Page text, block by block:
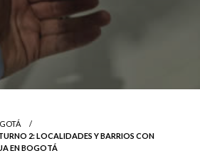
2: LOCALIDADES Y BARRIOS CON
EN BOGOTÁ